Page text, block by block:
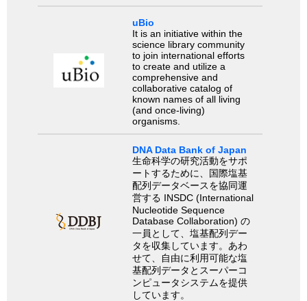
uBio
It is an initiative within the
science library community
to join international efforts
to create and utilize a
comprehensive and
collaborative catalog of
known names of all living
(and once-living)
organisms.
DNA Data Bank of Japan
生命科学の研究活動をサポ
ートするために、国際塩基
配列データベースを協同運
営する INSDC (International
Nucleotide Sequence
Database Collaboration) の
一員として、塩基配列デー
タを収集しています。あわ
せて、自由に利用可能な塩
基配列データとスーパーコ
ンピュータシステムを提供
しています。